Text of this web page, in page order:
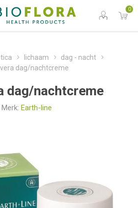
0
lichaam
dag - nacht
dag/nachtcreme
dag/nachtcreme
Merk: Earth-line